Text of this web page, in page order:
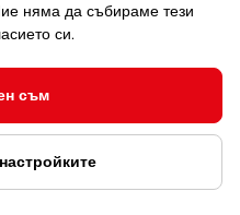
в ShopMania
няма да събираме тези
си.
съм